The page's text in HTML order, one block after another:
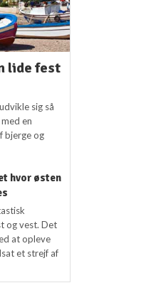
lide fest
sig så
en
bjerge og
hvor østen
og vest. Det
at opleve
et strejf af